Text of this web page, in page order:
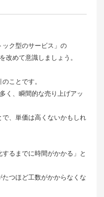
ック型のサービス」の
改めて意識しましょう。
ことです。
く、瞬間的な売り上げアッ
、単価は高くないかもしれ
するまでに時間がかかる」と
つほど工数がかからなくな